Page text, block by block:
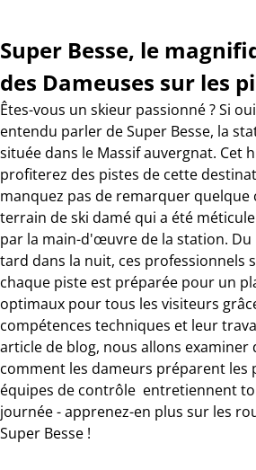
Super Besse, le
des Dameuses sur les
Êtes-vous un skieur passionné ? Si
entendu parler de Super Besse, la
située dans le Massif auvergnat. Cet
profiterez des pistes de cette
manquez pas de remarquer quelque
terrain de ski damé qui a été
par la main-d'œuvre de la station.
tard dans la nuit, ces professionnels
chaque piste est préparée pour un
optimaux pour tous les visiteurs
compétences techniques et leur
article de blog, nous allons examiner
comment les dameurs préparent les
équipes de contrôle entretiennent
journée - apprenez-en plus sur les
Super Besse !